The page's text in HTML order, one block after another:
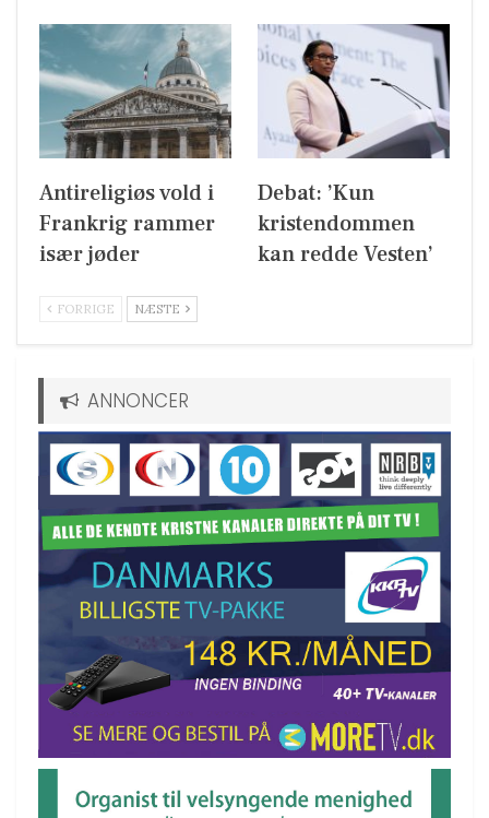
Antireligiøs vold i
Frankrig rammer
især jøder
Debat: ’Kun
kristendommen
kan redde Vesten’
FORRIGE NÆSTE
ANNONCER